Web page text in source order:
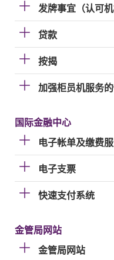
发牌事宜（认可
贷款
按揭
加强柜员机服务
国际金融中心
电子帐单及缴费服
电子支票
快速支付系统
金管局网站
金管局网站